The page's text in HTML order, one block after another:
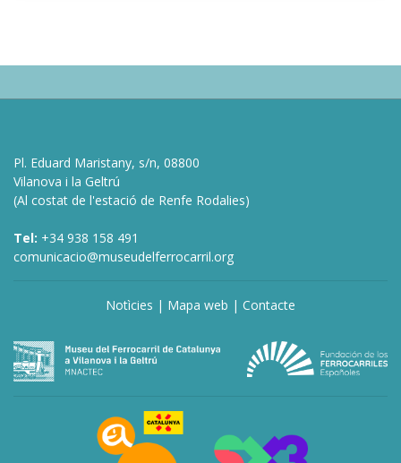
Pl. Eduard Maristany, s/n, 08800
Vilanova i la Geltrú
(Al costat de l'estació de Renfe Rodalies)
Tel: +34 938 158 491
comunicacio@museudelferrocarril.org
Notìcies | Mapa web | Contacte
deneme
bonusu